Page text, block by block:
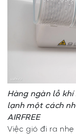
Hàng ngàn lỗ
lạnh một cách
AIRFREE
Việc gió đi ra